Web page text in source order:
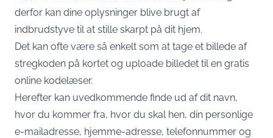
derfor kan dine oplysninger blive brugt af
indbrudstyve til at stille skarpt på dit hjem.
Det kan ofte være så enkelt som at tage et billede af
stregkoden på kortet og uploade billedet til en gratis
online kodelæser.
Herefter kan uvedkommende finde ud af dit navn,
hvor du kommer fra, hvor du skal hen, din personlige
e-mailadresse, hjemme-adresse, telefonnummer og